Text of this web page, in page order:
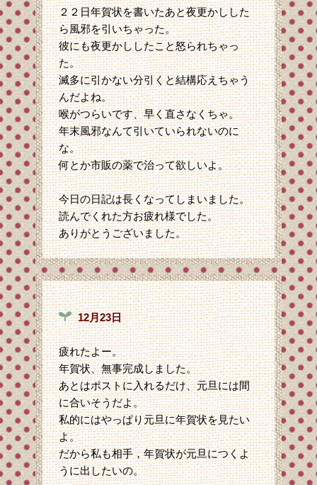
２２日年賀状を書いたあと夜更かしした
ら風邪を引いちゃった。
彼にも夜更かししたこと怒られちゃっ
た。
滅多に引かない分引くと結構応えちゃう
んだよね。
喉がつらいです、早く直さなくちゃ。
年末風邪なんて引いていられないのに
な。
何とか市販の薬で治って欲しいよ。
今日の日記は長くなってしまいました。
読んでくれた方お疲れ様でした。
ありがとうございました。
12月23日
疲れたよー。
年賀状、無事完成しました。
あとはポストに入れるだけ、元旦には間
に合いそうだよ。
私的にはやっぱり元旦に年賀状を見たい
よ。
だから私も相手，年賀状が元旦につくよ
うに出したいの。